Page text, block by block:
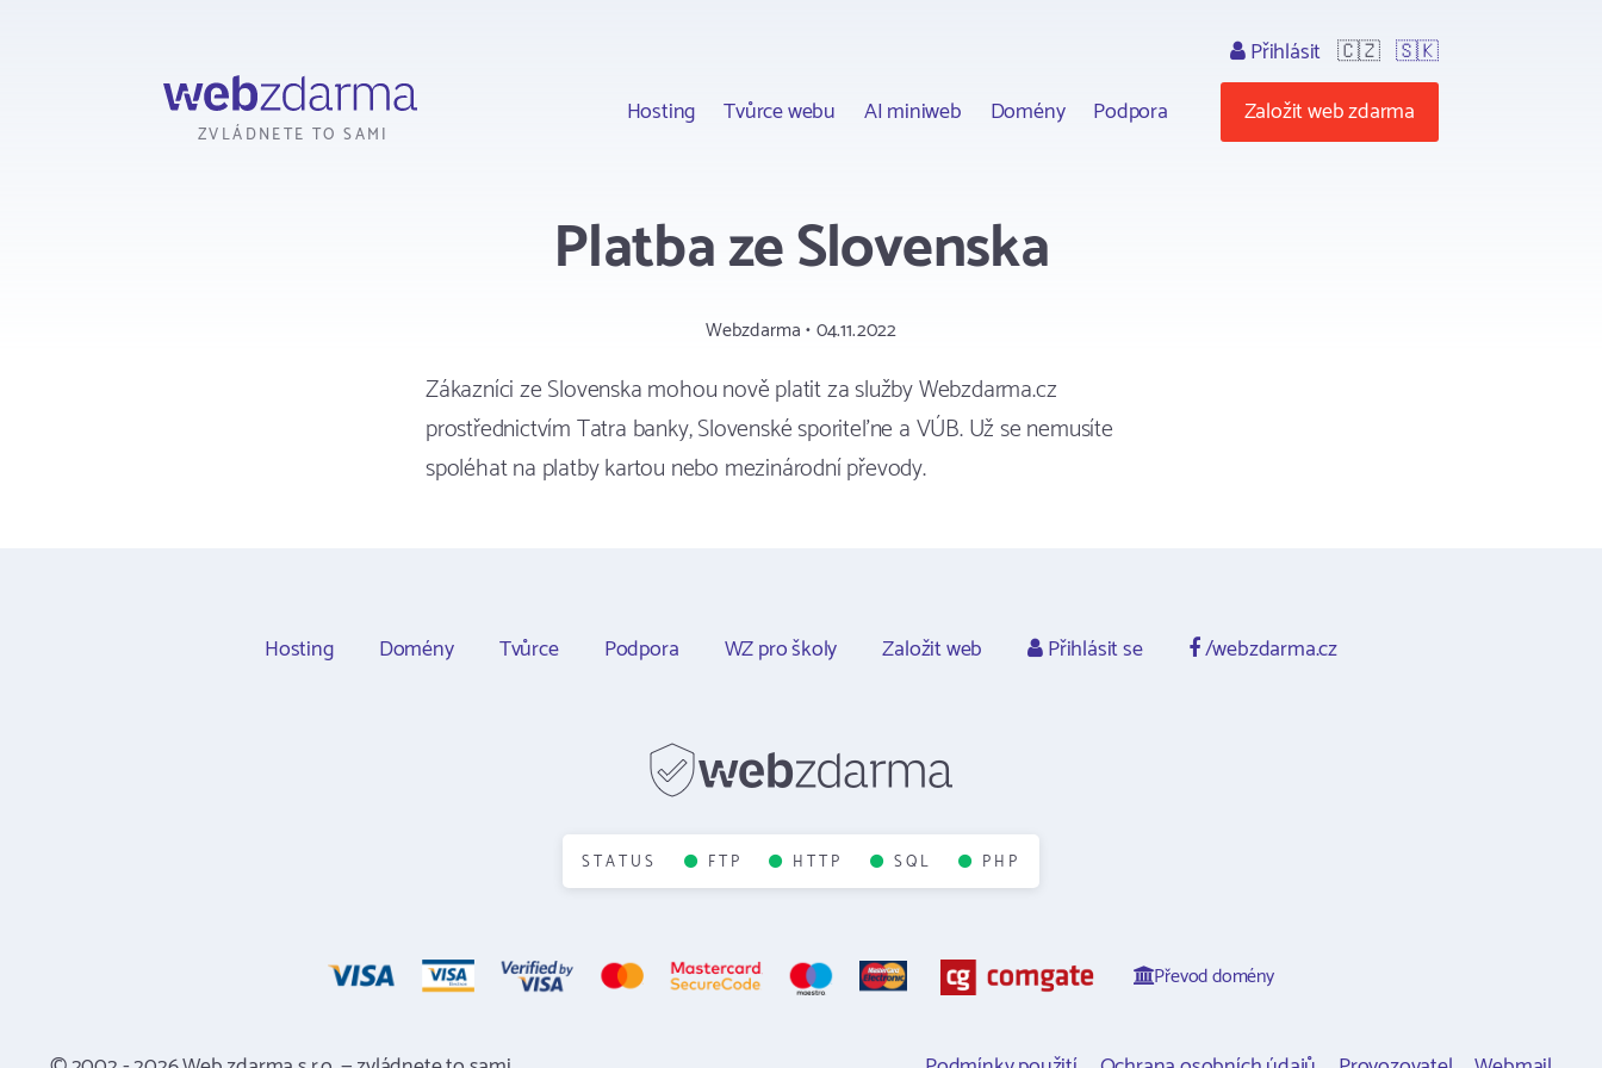
ZVLÁDNETE TO SAMI
Hosting Tvůrce webu AI miniweb Domény Podpora
Přihlásit 🇨🇿 🇸🇰
Založit web zdarma
Platba ze Slovenska
Webzdarma • 04.11.2022
Zákazníci ze Slovenska mohou nově platit za služby Webzdarma.cz
prostřednictvím Tatra banky, Slovenské sporiteľne a VÚB. Už se nemusíte
spoléhat na platby kartou nebo mezinárodní převody.
Hosting Domény Tvůrce Podpora WZ pro školy Založit web Přihlásit se /webzdarma.cz
STATUS FTP HTTP SQL PHP
Převod domény